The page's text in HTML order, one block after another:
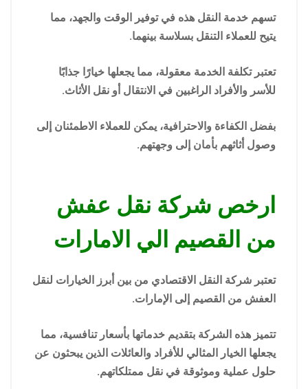
تسهم خدمة النقل هذه في توفير الوقت والجهد، مما
يتيح للعملاء التنقل بسلاسة بينهما.
تعتبر تكلفة الخدمة معقولة، مما يجعلها خيارًا جذابًا
للأسر والأفراد الراغبين في الانتقال أو نقل الأثاث.
بفضل الكفاءة والاحترافية، يمكن للعملاء الاطمئنان إلى
وصول أثاثهم بأمان إلى وجهتهم.
ارخص شركة نقل عفش
من القصيم الي الامارات
تعتبر شركة النقل الاقتصادي من بين أبرز الخيارات لنقل
العفش من القصيم إلى الإمارات.
تتميز هذه الشركة بتقديم خدماتها بأسعار تنافسية، مما
يجعلها الخيار المثالي للأفراد والعائلات الذين يبحثون عن
حلول عملية وموثوقة في نقل ممتلكاتهم.